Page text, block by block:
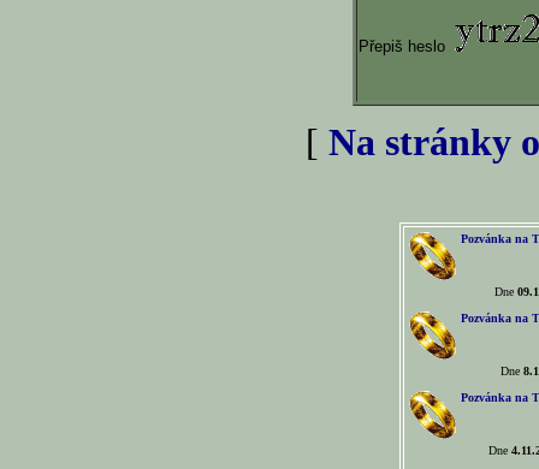
Přepiš heslo
[ Na stránky
Pozvánka na
Dne
Pozvánka na
Dne
Pozvánka na
Dne